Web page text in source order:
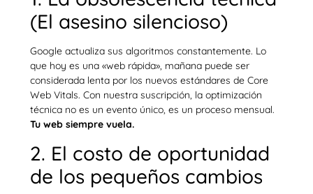
(El asesino silencioso)
Google actualiza sus algoritmos constantemente. Lo
que hoy es una «web rápida», mañana puede ser
considerada lenta por los nuevos estándares de Core
Web Vitals. Con nuestra suscripción, la optimización
técnica no es un evento único, es un proceso mensual.
Tu web siempre vuela.
2. El costo de oportunidad
de los pequeños cambios